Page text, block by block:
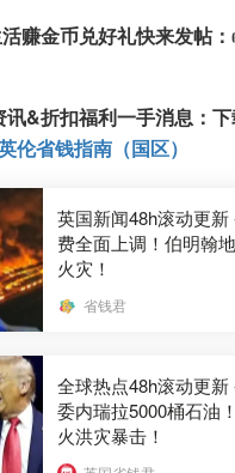
赚金币兑好礼快来发帖：
&折扣福利一手消息：
伦省钱指南（国区）
英国新闻48h滚动更
费全面上调！伯明翰
火灾！
省钱君
全球热点48h滚动更新
委内瑞拉5000桶石油
火洪灾暴击！